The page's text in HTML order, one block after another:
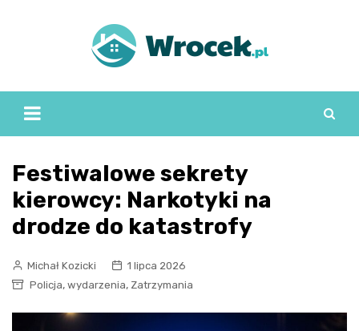
Festiwalowe sekrety
kierowcy: Narkotyki na
drodze do katastrofy
Michał Kozicki
1 lipca 2026
Policja, wydarzenia, Zatrzymania